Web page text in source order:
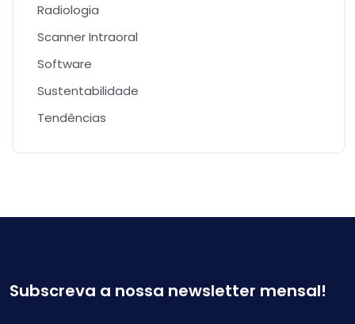
Radiologia
Scanner Intraoral
Software
Sustentabilidade
Tendências
Subscreva a nossa newsletter mensal!